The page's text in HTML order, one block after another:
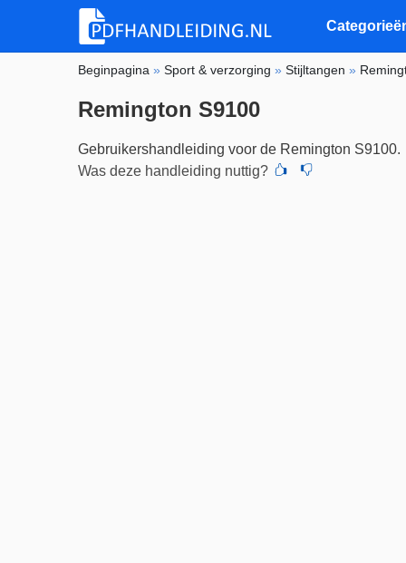
Beginpagina »Sport & verzorging »Stijltangen »
Remington S9100
Gebruikershandleiding voor de Remington S9100.
Was deze handleiding nuttig?